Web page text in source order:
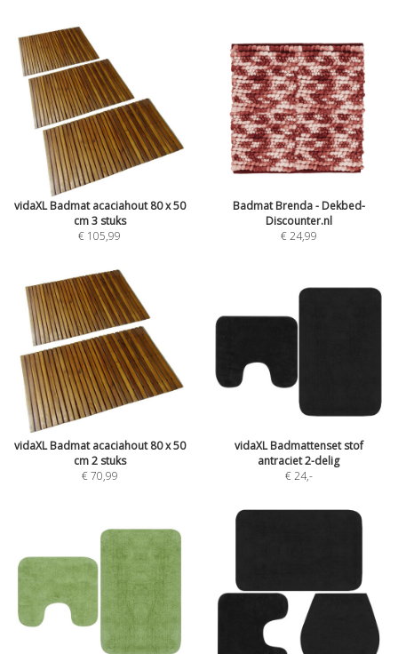
vidaXL Badmat acaciahout 80 x 50
cm 3 stuks
€ 105,99
Badmat Brenda - Dekbed-
Discounter.nl
€ 24,99
vidaXL Badmat acaciahout 80 x 50
cm 2 stuks
€ 70,99
vidaXL Badmattenset stof
antraciet 2-delig
€ 24,-